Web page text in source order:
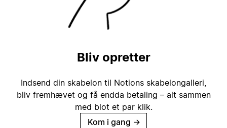
Bliv opretter
Indsend din skabelon til Notions skabelongalleri,
bliv fremhævet og få endda betaling – alt sammen
med blot et par klik.
Kom i gang →